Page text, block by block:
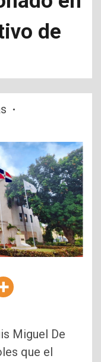
de
Miguel De
que el